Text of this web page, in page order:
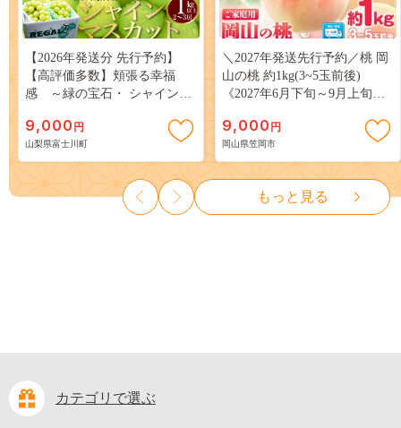
【2026年発送分 先行予約】
【高評価多数】頬張る幸福
感 ～緑の宝石・ シャインマ
３房） フルーツ 山梨県産 果
物 くだもの シャイン マスカ
ット ぶどう ブドウ 葡萄 大粒
種なし 先行予約 富士川町
10000円 一万円 9000円 九千円
9,000 円
山梨県富士川町
＼2027年発送先行予約／桃 岡
山の桃 約1kg(3~5玉前後)
《2027年6月下旬～9月上旬頃
岡山 はくとう スイーツ フル
ーツ 果物 デザート 旬 モモ も
も 先行予約 送料無料 果物 岡
山県 笠岡市 清水白桃 白鳳 白
麗 クール便---
kasaoka_zsy_419_100---
9,000 円
岡山県笠岡市
もっと見る
カテゴリで選ぶ